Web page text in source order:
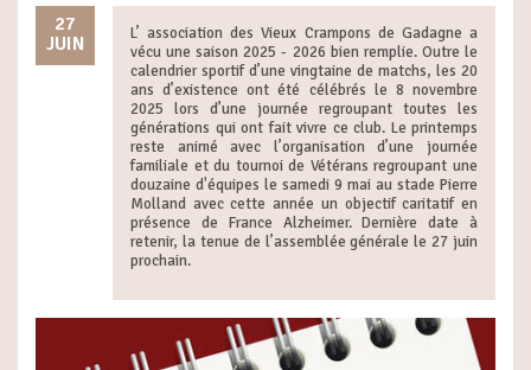
27
JUIN
L’ association des Vieux Crampons de Gadagne a
vécu une saison 2025 - 2026 bien remplie. Outre le
calendrier sportif d’une vingtaine de matchs, les 20
ans d’existence ont été célébrés le 8 novembre
2025 lors d’une journée regroupant toutes les
générations qui ont fait vivre ce club. Le printemps
reste animé avec l’organisation d’une journée
familiale et du tournoi de Vétérans regroupant une
douzaine d'équipes le samedi 9 mai au stade Pierre
Molland avec cette année un objectif caritatif en
présence de France Alzheimer. Dernière date à
retenir, la tenue de l’assemblée générale le 27 juin
prochain.